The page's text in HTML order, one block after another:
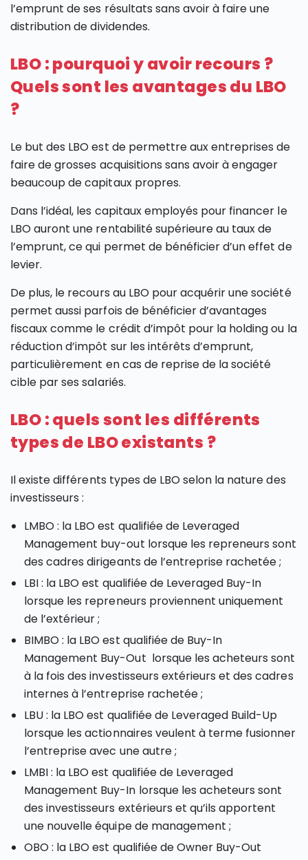
l’emprunt de ses résultats sans avoir à faire une
distribution de dividendes.
LBO : pourquoi y avoir recours ?
Quels sont les avantages du LBO
?
Le but des LBO est de permettre aux entreprises de
faire de grosses acquisitions sans avoir à engager
beaucoup de capitaux propres.
Dans l’idéal, les capitaux employés pour financer le
LBO auront une rentabilité supérieure au taux de
l’emprunt, ce qui permet de bénéficier d’un effet de
levier.
De plus, le recours au LBO pour acquérir une société
permet aussi parfois de bénéficier d’avantages
fiscaux comme le crédit d’impôt pour la holding ou la
réduction d’impôt sur les intérêts d’emprunt,
particulièrement en cas de reprise de la société
cible par ses salariés.
LBO : quels sont les différents
types de LBO existants ?
Il existe différents types de LBO selon la nature des
investisseurs :
LMBO : la LBO est qualifiée de Leveraged
Management buy-out lorsque les repreneurs sont
des cadres dirigeants de l’entreprise rachetée ;
LBI : la LBO est qualifiée de Leveraged Buy-In
lorsque les repreneurs proviennent uniquement
de l’extérieur ;
BIMBO : la LBO est qualifiée de Buy-In
Management Buy-Out lorsque les acheteurs sont
à la fois des investisseurs extérieurs et des cadres
internes à l’entreprise rachetée ;
LBU : la LBO est qualifiée de Leveraged Build-Up
lorsque les actionnaires veulent à terme fusionner
l’entreprise avec une autre ;
LMBI : la LBO est qualifiée de Leveraged
Management Buy-In lorsque les acheteurs sont
des investisseurs extérieurs et qu’ils apportent
une nouvelle équipe de management ;
OBO : la LBO est qualifiée de Owner Buy-Out